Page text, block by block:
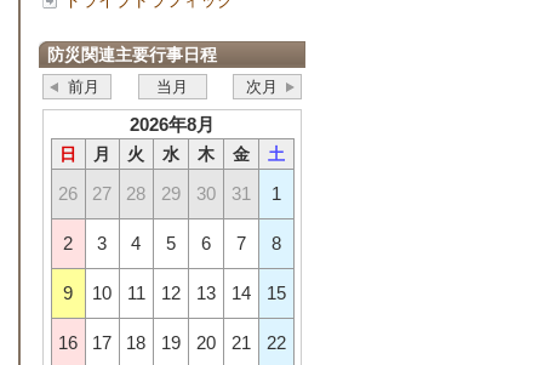
防災関連主要行事日程
前月 当月 次月
2026年8月
日 月 火 水 木 金 土
26 27 28 29 30 31 1
2 3 4 5 6 7 8
9 10 11 12 13 14 15
16 17 18 19 20 21 22